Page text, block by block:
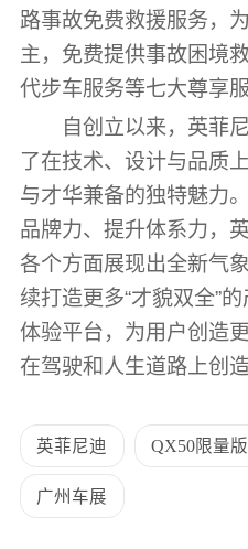
路事故免费救援服务，
主，免费提供事故困境
代步车服务等七大尊享服
自创立以来，英菲尼
了在技术、设计与品质
与才华兼备的独特魅力
品牌力、提升体系力，
各个方面展现出全新气
续打造更多“才貌双全”
体验平台，为用户创造
在驾驶和人生道路上创
英菲尼迪 QX50限量版
广州车展